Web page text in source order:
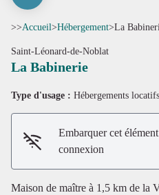
>>Accueil>Hébergement>La
Saint-Léonard-de-Noblat
La Babinerie
Type d'usage : Hébergements
Embarquer cet
connexion
Maison de maître à 1,5 km de la